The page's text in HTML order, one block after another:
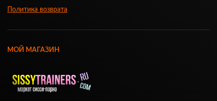
Политика возврата
МОЙ МАГАЗИН